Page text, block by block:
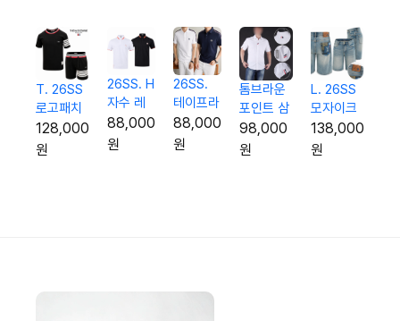
T. 26SS
로고패치
시보리 반
팔 & 반바
128,000
원
26SS. H
자수 레
터링 팁
카라 티
88,000
원
26SS.
테이프라
인 G자수
실켓 카
88,000
원
톰브라운
포인트 삼
선 하프 셔
츠
98,000
원
L. 26SS
모자이크
로고 하프
진
138,000
원